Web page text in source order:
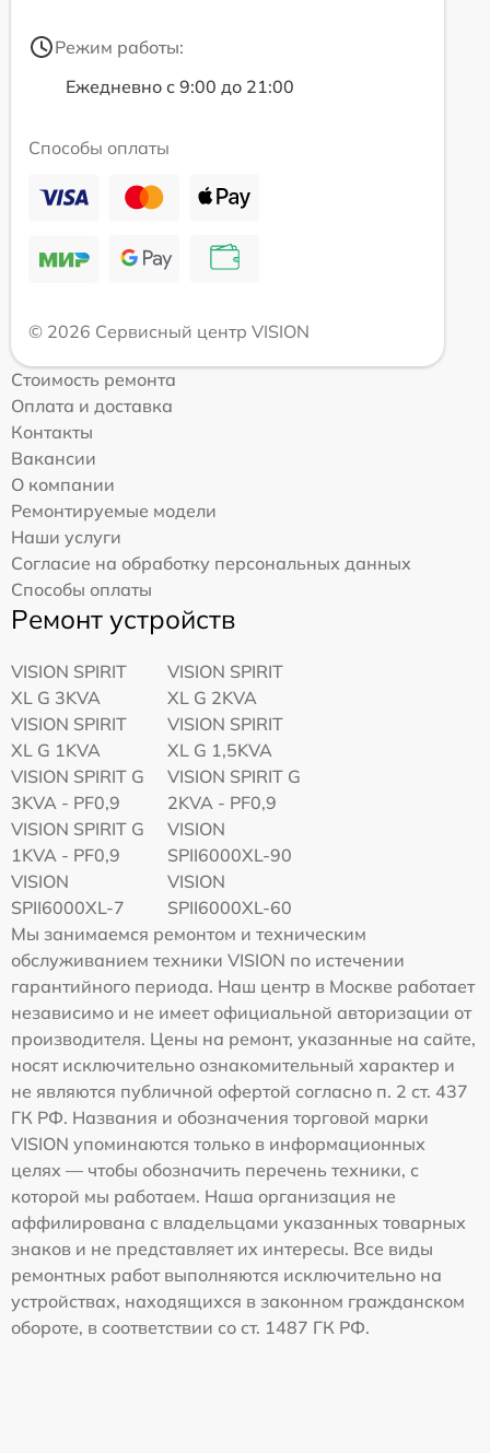
Режим работы:
Ежедневно с 9:00 до 21:00
Способы оплаты
© 2026 Сервисный центр VISION
Стоимость ремонта
Оплата и доставка
Контакты
Вакансии
О компании
Ремонтируемые модели
Наши услуги
Согласие на обработку персональных данных
Способы оплаты
Ремонт устройств
VISION SPIRIT
XL G 3KVA
VISION SPIRIT
XL G 2KVA
VISION SPIRIT
XL G 1KVA
VISION SPIRIT
XL G 1,5KVA
VISION SPIRIT G
3KVA - PF0,9
VISION SPIRIT G
2KVA - PF0,9
VISION SPIRIT G
1KVA - PF0,9
VISION
SPII6000XL-90
VISION
SPII6000XL-7
VISION
SPII6000XL-60
Мы занимаемся ремонтом и техническим
обслуживанием техники VISION по истечении
гарантийного периода. Наш центр в Москве работает
независимо и не имеет официальной авторизации от
производителя. Цены на ремонт, указанные на сайте,
носят исключительно ознакомительный характер и
не являются публичной офертой согласно п. 2 ст. 437
ГК РФ. Названия и обозначения торговой марки
VISION упоминаются только в информационных
целях — чтобы обозначить перечень техники, с
которой мы работаем. Наша организация не
аффилирована с владельцами указанных товарных
знаков и не представляет их интересы. Все виды
ремонтных работ выполняются исключительно на
устройствах, находящихся в законном гражданском
обороте, в соответствии со ст. 1487 ГК РФ.